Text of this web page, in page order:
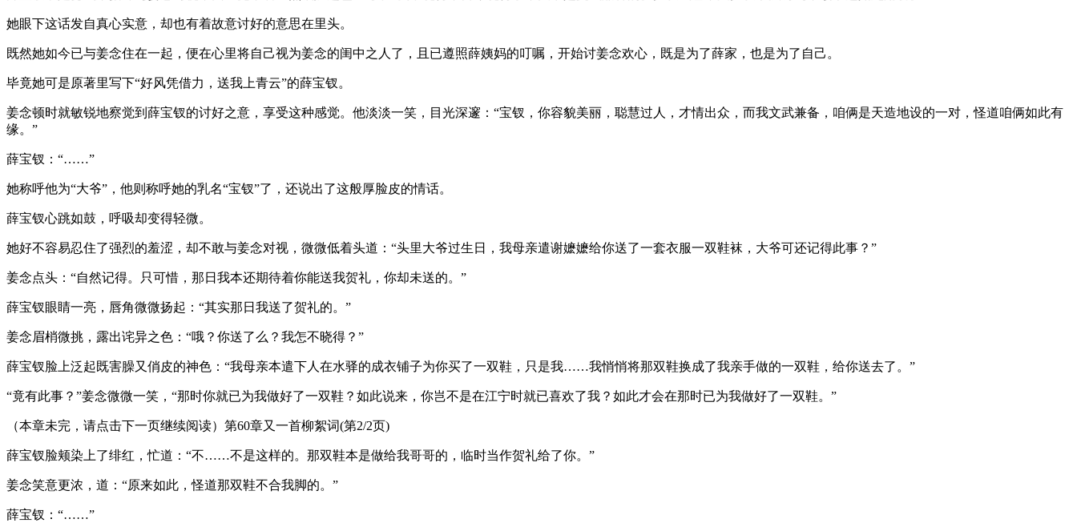
她眼下这话发自真心实意，却也有着故意讨好的意思在里头。
既然她如今已与姜念住在一起，便在心里将自己视为姜念的闺中之人了，且已遵照薛姨妈的叮嘱，开始讨姜念欢心，既是为了薛家，也是为了自己。
毕竟她可是原著里写下“好风凭借力，送我上青云”的薛宝钗。
姜念顿时就敏锐地察觉到薛宝钗的讨好之意，享受这种感觉。他淡淡一笑，目光深邃：“宝钗，你容貌美丽，聪慧过人，才情出众，而我文武兼备，咱俩是天造地设的一对，怪道咱俩如此有
缘。”
薛宝钗：“……”
她称呼他为“大爷”，他则称呼她的乳名“宝钗”了，还说出了这般厚脸皮的情话。
薛宝钗心跳如鼓，呼吸却变得轻微。
她好不容易忍住了强烈的羞涩，却不敢与姜念对视，微微低着头道：“头里大爷过生日，我母亲遣谢嬷嬷给你送了一套衣服一双鞋袜，大爷可还记得此事？”
姜念点头：“自然记得。只可惜，那日我本还期待着你能送我贺礼，你却未送的。”
薛宝钗眼睛一亮，唇角微微扬起：“其实那日我送了贺礼的。”
姜念眉梢微挑，露出诧异之色：“哦？你送了么？我怎不晓得？”
薛宝钗脸上泛起既害臊又俏皮的神色：“我母亲本遣下人在水驿的成衣铺子为你买了一双鞋，只是我……我悄悄将那双鞋换成了我亲手做的一双鞋，给你送去了。”
“竟有此事？”姜念微微一笑，“那时你就已为我做好了一双鞋？如此说来，你岂不是在江宁时就已喜欢了我？如此才会在那时已为我做好了一双鞋。”
（本章未完，请点击下一页继续阅读）第60章又一首柳絮词(第2/2页)
薛宝钗脸颊染上了绯红，忙道：“不……不是这样的。那双鞋本是做给我哥哥的，临时当作贺礼给了你。”
姜念笑意更浓，道：“原来如此，怪道那双鞋不合我脚的。”
薛宝钗：“……”